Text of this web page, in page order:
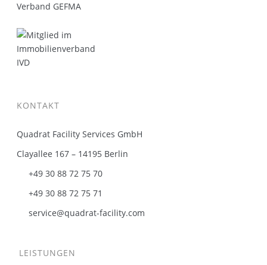
KONTAKT
Quadrat Facility Services GmbH
Clayallee 167 – 14195 Berlin
+49 30 88 72 75 70
+49 30 88 72 75 71
service@quadrat-facility.com
LEISTUNGEN